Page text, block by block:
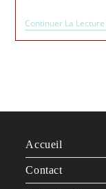
Continuer La Lecture
Accueil
Contact